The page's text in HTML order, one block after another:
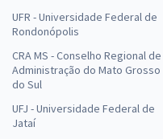
UFR - Universidade Federal de
Rondonópolis
CRA MS - Conselho Regional de
Administração do Mato Grosso
do Sul
UFJ - Universidade Federal de
Jataí